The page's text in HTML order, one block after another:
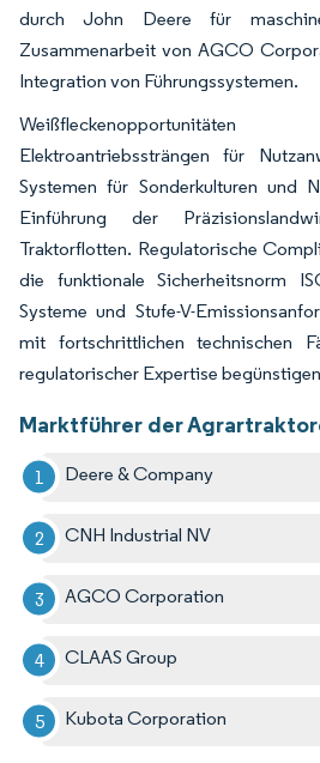
durch John Deere für
Zusammenarbeit von AGCO
Integration von Führungssystemen.
Elektroantriebssträngen für
Systemen für Sonderkulturen und
Einführung der
Traktorflotten. Regulatorische
die funktionale Sicherheitsnorm
Systeme und Stufe-V-
mit fortschrittlichen technischen
regulatorischer Expertise
Marktführer der
Deere & Company
CNH Industrial NV
AGCO Corporation
CLAAS Group
Kubota Corporation